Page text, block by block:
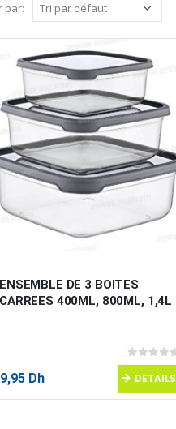
par:
ENSEMBLE DE 3 BOITES
CARREES 400ML, 800ML, 1,4L
0sur 5
Dh DETAILS